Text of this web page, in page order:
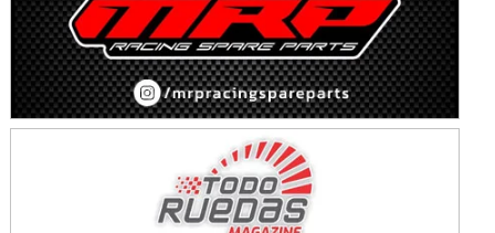
Avellaneda (Santa Fe)
SUR SANTAFESINO - F4
José Samuel Sánchez (Tierra)
Rufino (Santa Fe)